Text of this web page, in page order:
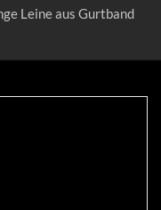
Leine aus Gurtband